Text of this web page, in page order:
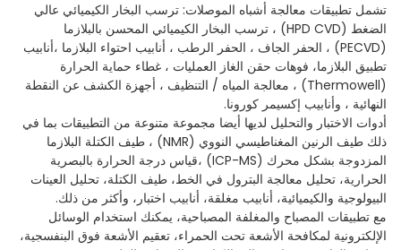
تشمل تطبيقات معالجة أشباه الموصلات: ترسب البخار الكيميائي عالي
الضغط (HPD CVD) ، ترسب البخار الكيميائي المحسن بالبلازما
(PECVD) ، الحفر الجاف ، الحفر الرطب ، أنابيب احتواء البلازما ،أنابيب
تطبيق البلازما، فوهات حقن الغاز العمليات ، غطاء حماية الحرارة
(Thermowell) ، معالجة المياه / التنظيف ، أجهزة الكشف عن النقطة
النهائية ، وأنابيب إكسيمر كورونا.
أدوات الاختبار والتحليل لديها أيضا مجموعة متنوعة من التطبيقات بما في
ذلك طيف الرنين المغناطيسي النووي (NMR) ، طيف الكتلة البلازما
المزدوجة بشكل محرك (ICP-MS) ،قياس درجة الحرارة بالبصرية
الحرارية، تحليل معالجة البترول في الخط، طيف الكتلة، تحليل العينات
البيولوجية والكيميائية، أنابيب مغلقة، أنابيب اختبار، وأكثر من ذلك.
مع تطبيقات المصباح والمغلفة المصباحية، يمكنك استخدام الوسائل
الإلكترونية لمكافحة الأشعة تحت الحمراء، تعقيم الأشعة فوق البنفسجية،